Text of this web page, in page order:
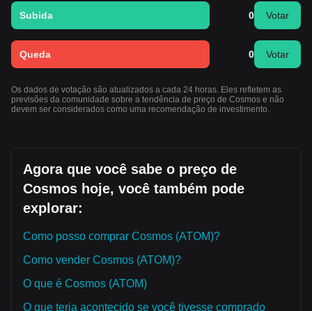
Subida 0 Votar
Queda 0 Votar
Os dados de votação são atualizados a cada 24 horas. Eles refletem as
previsões da comunidade sobre a tendência de preço de Cosmos e não
devem ser considerados como uma recomendação de investimento.
Agora que você sabe o preço de
Cosmos hoje, você também pode
explorar:
Como posso comprar Cosmos (ATOM)?
Como vender Cosmos (ATOM)?
O que é Cosmos (ATOM)
O que teria acontecido se você tivesse comprado